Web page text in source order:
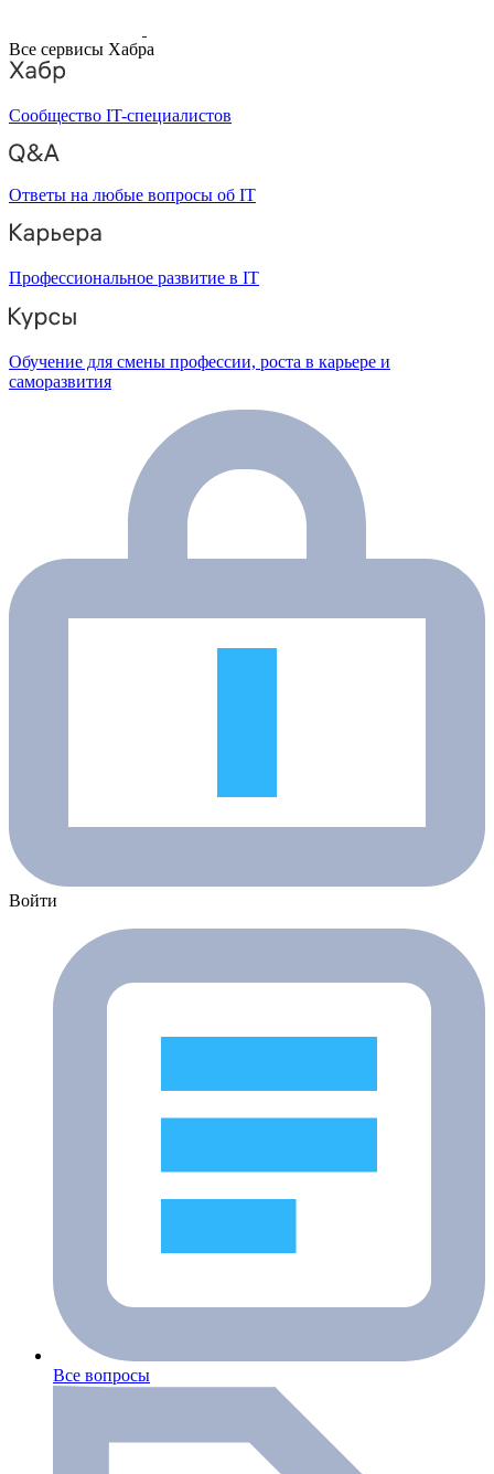
Все сервисы Хабра
Сообщество IT-специалистов
Ответы на любые вопросы об IT
Профессиональное развитие в IT
Обучение для смены профессии, роста в карьере и
саморазвития
Войти
Все вопросы